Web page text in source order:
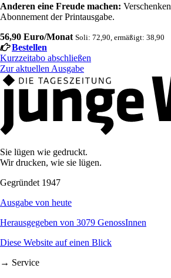
Anderen eine Freude machen:
Abonnement der Printausgabe.
56,90 Euro/Monat Soli: 72,90, ermäßigt: 38,90
Bestellen
Kurzzeitabo abschließen
Zur aktuellen Ausgabe
Sie lügen wie gedruckt.
Wir drucken, wie sie lügen.
Gegründet 1947
Ausgabe von heute
Herausgegeben von 3079 GenossInnen
Diese Website auf einen Blick
→ Service